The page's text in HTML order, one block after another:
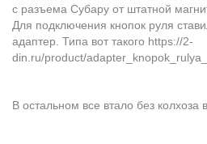
с разъема Субару от штатной
Для подключения кнопок руля
адаптер. Типа вот такого https://2-
din.ru/product/
В остальном все втало без колхоза